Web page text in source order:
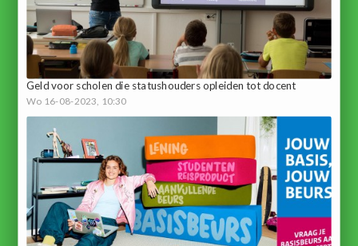
Geld voor scholen die statushouders opleiden tot docent
Wo 16-08-2023, 10:30